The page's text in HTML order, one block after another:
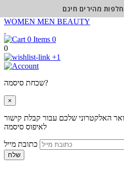
WOMEN MEN BEAUTY
0
0
+1
שכחת סיסמה?
×
האלקטרוני שלכם עבור קבלת קישור
לאיפוס סיסמה
שלח
מהירים חינם